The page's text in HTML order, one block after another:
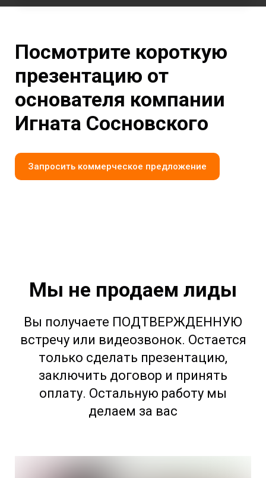
Посмотрите короткую
презентацию от
основателя компании
Игната Сосновского
Запросить коммерческое предложение
Мы не продаем лиды
Вы получаете ПОДТВЕРЖДЕННУЮ
встречу или видеозвонок. Остается
только сделать презентацию,
заключить договор и принять
оплату. Остальную работу мы
делаем за вас